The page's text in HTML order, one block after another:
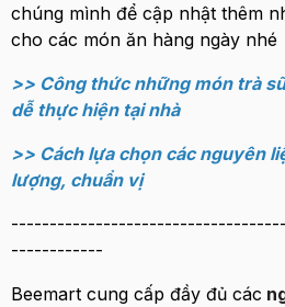
chúng mình để cập nhật thêm
cho các món ăn hàng ngày nhé
>> Công thức những món trà
dễ thực hiện tại nhà
>> Cách lựa chọn các nguyên
lượng, chuẩn vị
------------
Beemart cung cấp đầy đủ các